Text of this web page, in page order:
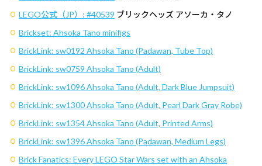
LEGO公式（JP）: #40539 ブリックヘッズ アソーカ・タノ
Brickset: Ahsoka Tano minifigs
BrickLink: sw0192 Ahsoka Tano (Padawan, Tube Top)
BrickLink: sw0759 Ahsoka Tano (Adult)
BrickLink: sw1096 Ahsoka Tano (Adult, Dark Blue Jumpsuit)
BrickLink: sw1300 Ahsoka Tano (Adult, Pearl Dark Gray Robe)
BrickLink: sw1354 Ahsoka Tano (Adult, Printed Arms)
BrickLink: sw1396 Ahsoka Tano (Padawan, Medium Legs)
Brick Fanatics: Every LEGO Star Wars set with an Ahsoka